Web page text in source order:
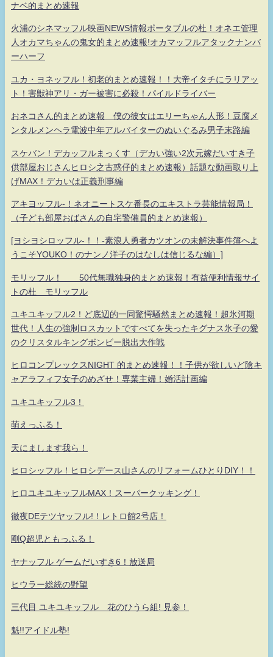
ナベ的まとめ速報
火浦のシネマッフル映画NEWS情報ポータブルの杜！オネエ管理
人オカマちゃんの鬼女的まとめ速報!オカマッフルアタックナンバ
ーハーフ
ユカ・ヨネッフル！初老的まとめ速報！！大帝イタチにラリアッ
ト！害獣神アリ・ガー被害に必殺！パイルドライバー
おネコさん的まとめ速報 僕の彼女はエリーちゃん人形！豆腐メ
ンタルメンヘラ電波中年アルバイターのぬいぐるみ男子末路編
スケバン！デカッフルまっくす（デカい強い2次元嫁だいすき子
供部屋おじさんヒロシ之古惑仔的まとめ速報）話題な動画取り上
げMAX！デカいは正義刑事編
アキヨッフル-！ネオニートスケ番長のエキストラ芸能情報局！
（子ども部屋おばさんの自宅警備員的まとめ速報）
[ヨシヨシロッフル-！！-素浪人勇者カツオンの未解決事件簿へよ
うこそYOUKO！のナンノ洋子のはなしは信じるな編）]
モリッフル！ 50代無職独身的まとめ速報！有益便利情報サイ
トの杜 モリッフル
ユキユキッフル2！ど底辺的一同驚愕騒然まとめ速報！超氷河期
世代！人生の強制ロスカットですべてを失ったキグナス氷子の愛
のクリスタルキングボンビー脱出大作戦
ヒロコンプレックスNIGHT 的まとめ速報！！子供が欲しいど陰キ
ャアラフィフ女子のめざせ！専業主婦！婚活計画編
ユキユキッフル3！
萌えっふる！
天にまします我ら！
ヒロシッフル！ヒロシデース山さんのリフォームひとりDIY！！
ヒロユキユキッフルMAX！スーパークッキング！
徹夜DEテツヤッフル!！レトロ館2号店！
剛Q超児ともっふる！
ヤナッフル ゲームだいすき6！放送局
ヒウラー総統の野望
三代目 ユキユキッフル 花のひうら組! 見参！
魁!!アイドル塾!